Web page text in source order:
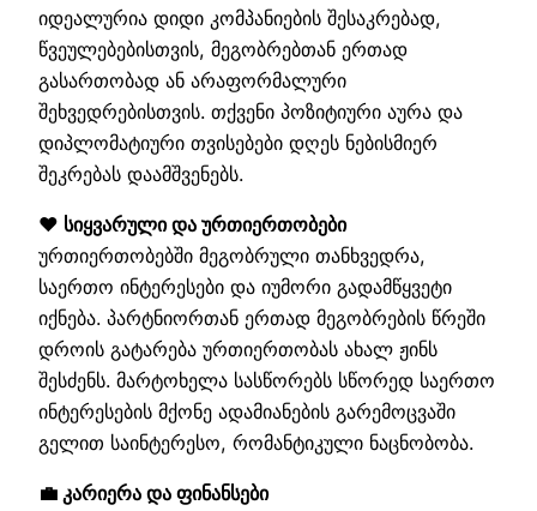
იდეალურია დიდი კომპანიების შესაკრებად,
წვეულებებისთვის, მეგობრებთან ერთად
გასართობად ან არაფორმალური
შეხვედრებისთვის. თქვენი პოზიტიური აურა და
დიპლომატიური თვისებები დღეს ნებისმიერ
შეკრებას დაამშვენებს.
❤️ სიყვარული და ურთიერთობები
ურთიერთობებში მეგობრული თანხვედრა,
საერთო ინტერესები და იუმორი გადამწყვეტი
იქნება. პარტნიორთან ერთად მეგობრების წრეში
დროის გატარება ურთიერთობას ახალ ჟინს
შესძენს. მარტოხელა სასწორებს სწორედ საერთო
ინტერესების მქონე ადამიანების გარემოცვაში
გელით საინტერესო, რომანტიკული ნაცნობობა.
💼 კარიერა და ფინანსები